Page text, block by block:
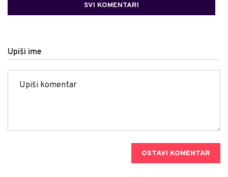
SVI KOMENTARI
Upiši ime
OSTAVI KOMENTAR